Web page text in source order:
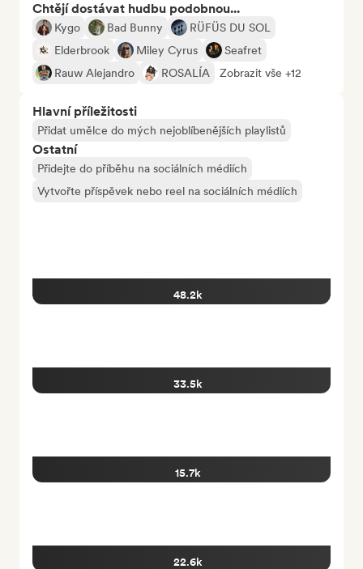
Chtějí dostávat hudbu podobnou...
Kygo Bad Bunny
RÜFÜS DU SOL
Elderbrook
Miley Cyrus
Seafret
Rauw Alejandro
ROSALÍA Zobrazit vše +12
Hlavní příležitosti
Přidat umělce do mých nejoblíbenějších playlistů
Ostatní
Přidejte do příběhu na sociálních médiích
Vytvořte příspěvek nebo reel na sociálních médiích
48.2k
33.5k
15.7k
22.6k